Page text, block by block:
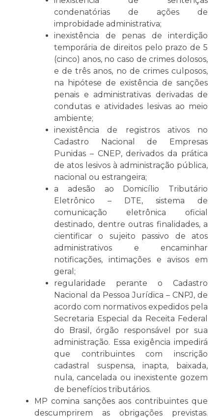
condenatórias de ações de
improbidade administrativa;
inexistência de penas de interdição
temporária de direitos pelo prazo de 5
(cinco) anos, no caso de crimes dolosos,
e de três anos, no de crimes culposos,
na hipótese de existência de sanções
penais e administrativas derivadas de
condutas e atividades lesivas ao meio
ambiente;
inexistência de registros ativos no
Cadastro Nacional de Empresas
Punidas – CNEP, derivados da prática
de atos lesivos à administração pública,
nacional ou estrangeira;
a adesão ao Domicílio Tributário
Eletrônico – DTE, sistema de
comunicação eletrônica oficial
destinado, dentre outras finalidades, a
cientificar o sujeito passivo de atos
administrativos e encaminhar
notificações, intimações e avisos em
geral;
regularidade perante o Cadastro
Nacional da Pessoa Jurídica – CNPJ, de
acordo com normativos expedidos pela
Secretaria Especial da Receita Federal
do Brasil, órgão responsável por sua
administração. Essa exigência impedirá
que contribuintes com inscrição
cadastral suspensa, inapta, baixada,
nula, cancelada ou inexistente gozem
de benefícios tributários.
MP comina sanções aos contribuintes que
descumprirem as obrigações previstas.